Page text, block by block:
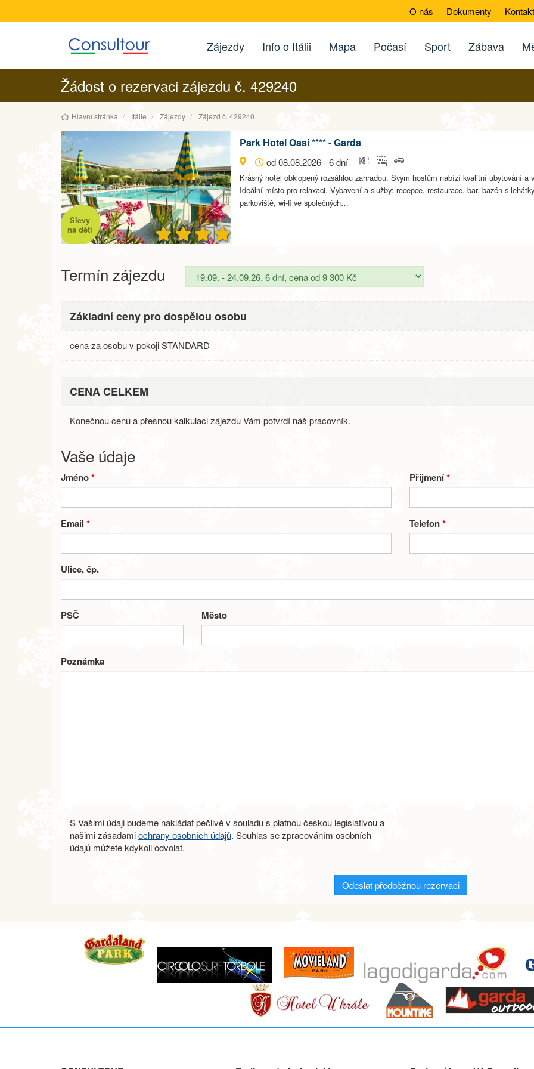
O nás Dokumenty
Zájezdy Info o Itálii Mapa Počasí Sport Zábava
Žádost o rezervaci zájezdu č. 429240
Hlavní stránka Itálie Zájezdy Zájezd č. 429240
Slevy
na děti
Park Hotel Oasi **** - Garda
od 08.08.2026 - 6 dní
Krásný hotel obklopený rozsáhlou zahradou. Svým hostům nabízí kvalitní ubytování
Ideální místo pro relaxaci. Vybavení a služby: recepce, restaurace, bar, bazén s
parkoviště, wi-fi ve společných…
Termín zájezdu
Základní ceny pro dospělou osobu
cena za osobu v pokoji STANDARD
CENA CELKEM
Konečnou cenu a přesnou kalkulaci zájezdu Vám potvrdí náš pracovník.
Vaše údaje
Jméno* Příjmení*
Email * Telefon*
Ulice, čp.
PSČ Město
Poznámka
S Vašimi údaji budeme nakládat pečlivě v souladu s platnou českou legislativou a
našimi zásadamiochrany osobních údajů. Souhlas se zpracováním osobních
údajů můžete kdykoli odvolat.
Odeslat předběžnou rezervaci